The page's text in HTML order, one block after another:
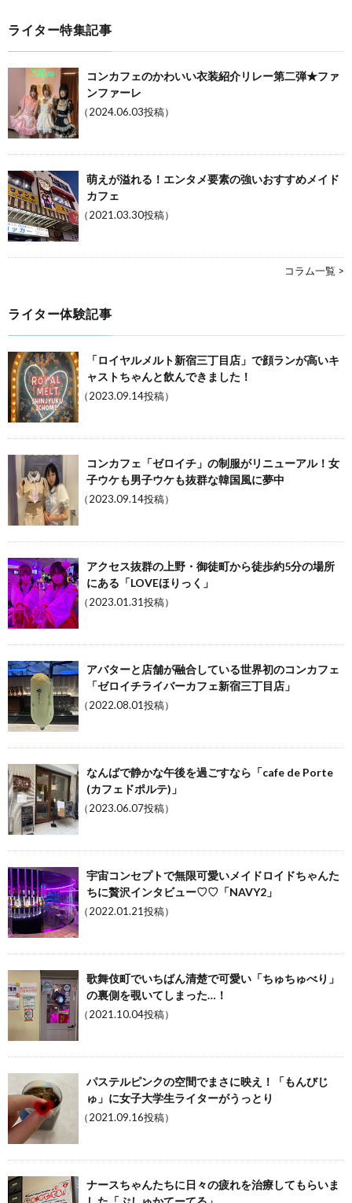
ライター特集記事
コンカフェのかわいい衣装紹介リレー第二弾★ファ
ンファーレ
（2024.06.03投稿）
萌えが溢れる！エンタメ要素の強いおすすめメイド
カフェ
（2021.03.30投稿）
コラム一覧 >
ライター体験記事
「ロイヤルメルト新宿三丁目店」で顔ランが高いキ
ャストちゃんと飲んできました！
（2023.09.14投稿）
コンカフェ「ゼロイチ」の制服がリニューアル！女
子ウケも男子ウケも抜群な韓国風に夢中
（2023.09.14投稿）
アクセス抜群の上野・御徒町から徒歩約5分の場所
にある「LOVEほりっく」
（2023.01.31投稿）
アバターと店舗が融合している世界初のコンカフェ
「ゼロイチライバーカフェ新宿三丁目店」
（2022.08.01投稿）
なんばで静かな午後を過ごすなら「cafe de Porte
(カフェドポルテ)」
（2023.06.07投稿）
宇宙コンセプトで無限可愛いメイドロイドちゃんた
ちに贅沢インタビュー♡♡「NAVY2」
（2022.01.21投稿）
歌舞伎町でいちばん清楚で可愛い「ちゅちゅべり」
の裏側を覗いてしまった…！
（2021.10.04投稿）
パステルピンクの空間でまさに映え！「もんびじ
ゅ」に女子大学生ライターがうっとり
（2021.09.16投稿）
ナースちゃんたちに日々の疲れを治療してもらいま